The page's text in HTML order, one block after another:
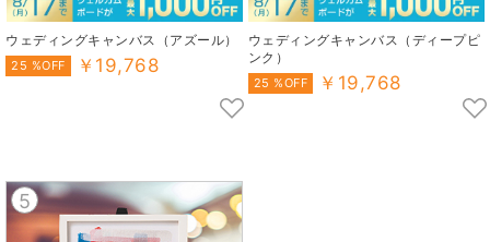
ウェディングキャンバス（アズール）
25 %OFF ￥19,768
ウェディングキャンバス（ディープピ
ンク）
25 %OFF ￥19,768
5